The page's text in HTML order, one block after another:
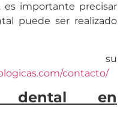
es importante precisar
puede ser realizado
su
contacto/
dental en